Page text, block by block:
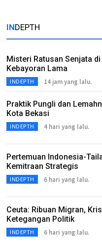
INDEPTH
Misteri Ratusan Senjata
Kebayoran Lama
INDEPTH 14 jam yang lalu.
Praktik Pungli dan
Kota Bekasi
INDEPTH 4 hari yang lalu.
Pertemuan Indonesia-
Kemitraan Strategis
INDEPTH 6 hari yang lalu.
Ceuta: Ribuan Migran,
Ketegangan Politik
INDEPTH 6 hari yang lalu.